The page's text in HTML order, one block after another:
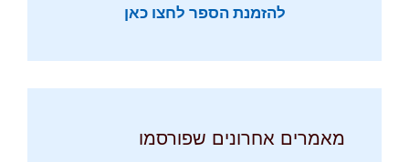
להזמנת הספר לחצו כאן
מאמרים אחרונים שפורסמו